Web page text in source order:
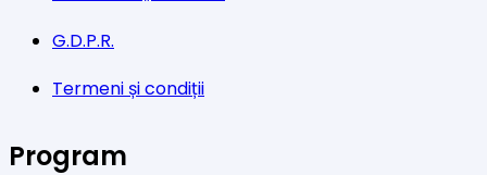
G.D.P.R.
Termeni și condiții
Program